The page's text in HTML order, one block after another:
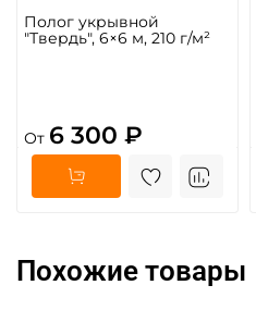
Полог укрывной
"Твердь", 6×6 м, 210 г/м²
От 6 300 ₽
Похожие товары